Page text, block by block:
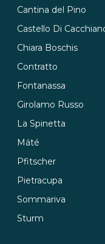
Cantina del Pino
Castello Di
Chiara Boschis
Contratto
Fontanassa
Girolamo Russo
La Spinetta
Máté
Pfitscher
Pietracupa
Sommariva
Sturm